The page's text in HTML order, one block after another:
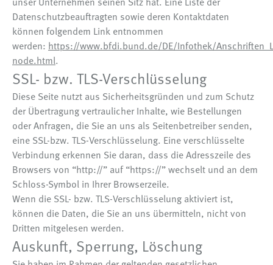
Datenschutzbeauftragten sowie deren Kontaktdaten
können folgendem Link entnommen
werden: https://www.bfdi.bund.de/DE/Infothek/
node.html.
SSL- bzw. TLS-Verschlüsselung
Diese Seite nutzt aus Sicherheitsgründen und zum Schutz
der Übertragung vertraulicher Inhalte, wie Bestellungen
oder Anfragen, die Sie an uns als Seitenbetreiber senden,
eine SSL-bzw. TLS-Verschlüsselung. Eine verschlüsselte
Verbindung erkennen Sie daran, dass die Adresszeile des
Browsers von “http://” auf “https://” wechselt und an dem
Schloss-Symbol in Ihrer Browserzeile.
Wenn die SSL- bzw. TLS-Verschlüsselung aktiviert ist,
können die Daten, die Sie an uns übermitteln, nicht von
Dritten mitgelesen werden.
Auskunft, Sperrung, Löschung